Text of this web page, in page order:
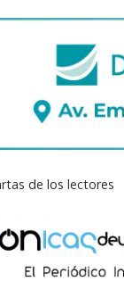
de los lectores